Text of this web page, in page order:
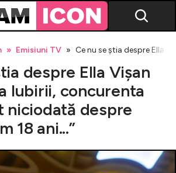
Emisiuni TV Ce nu se știa despre Ella
despre Ella Vișan
Iubirii, concurenta
niciodată despre
18 ani...”